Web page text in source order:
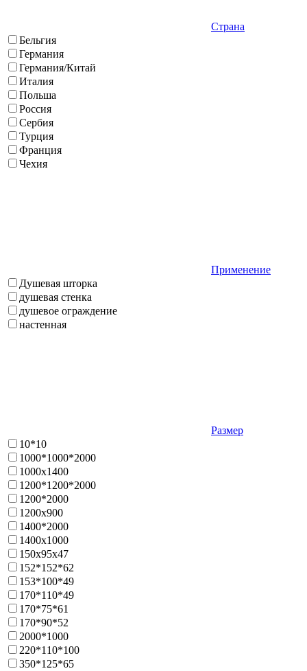
Страна
Бельгия
Германия
Германия/Китай
Италия
Польша
Россия
Сербия
Турция
Франция
Чехия
Применение
Душевая шторка
душевая стенка
душевое ограждение
настенная
Размер
10*10
1000*1000*2000
1000х1400
1200*1200*2000
1200*2000
1200х900
1400*2000
1400x1000
150x95x47
152*152*62
153*100*49
170*110*49
170*75*61
170*90*52
2000*1000
220*110*100
350*125*65